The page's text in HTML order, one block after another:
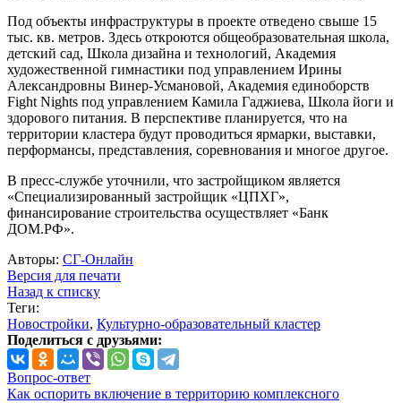
Под объекты инфраструктуры в проекте отведено свыше 15
тыс. кв. метров. Здесь откроются общеобразовательная школа,
детский сад, Школа дизайна и технологий, Академия
художественной гимнастики под управлением Ирины
Александровны Винер-Усмановой, Академия единоборств
Fight Nights под управлением Камила Гаджиева, Школа йоги и
здорового питания. В перспективе планируется, что на
территории кластера будут проводиться ярмарки, выставки,
перформансы, представления, соревнования и многое другое.
В пресс-службе уточнили, что застройщиком является
«Специализированный застройщик «ЦПХГ»,
финансирование строительства осуществляет «Банк
ДОМ.РФ».
Авторы: СГ-Онлайн
Версия для печати
Назад к списку
Теги:
Новостройки, Культурно-образовательный кластер
Поделиться с друзьями:
Вопрос-ответ
Как оспорить включение в территорию комплексного